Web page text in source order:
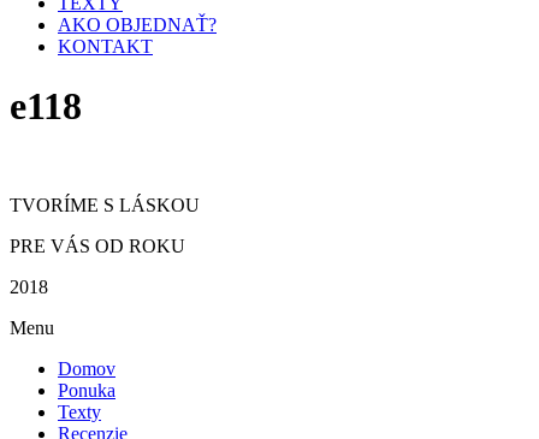
AKO OBJEDNAŤ?
KONTAKT
e118
TVORÍME S LÁSKOU
PRE VÁS OD ROKU
2018
Menu
Domov
Ponuka
Texty
Recenzie